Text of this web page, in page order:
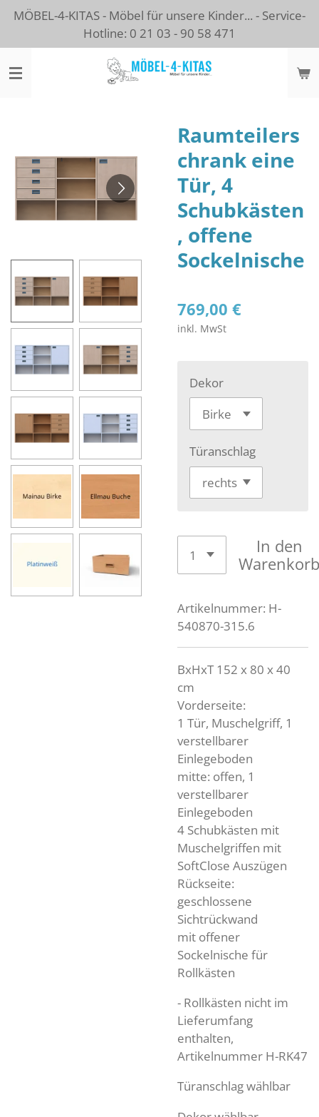
Zum
springen
MÖBEL-4-KITAS - Möbel für unsere Kinder... - Service-
Hotline: 0 21 03 - 90 58 471
Raumteilers
chrank eine
Tür, 4
Schubkästen
, offene
Sockelnische
769,00 €
inkl. MwSt
Dekor
Türanschlag
In den
Artikelnummer: H-
540870-315.6
BxHxT 152 x 80 x 40
cm
Vorderseite:
1 Tür, Muschelgriff, 1
verstellbarer
Einlegeboden
mitte: offen, 1
verstellbarer
Einlegeboden
4 Schubkästen mit
Muschelgriffen mit
SoftClose Auszügen
Rückseite:
geschlossene
Sichtrückwand
mit offener
Sockelnische für
Rollkästen
- Rollkästen nicht im
Lieferumfang
enthalten,
Artikelnummer H-RK47
Türanschlag wählbar